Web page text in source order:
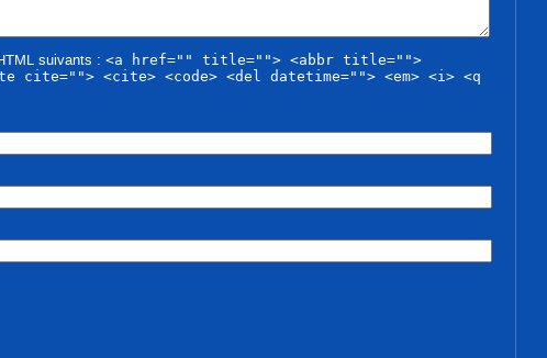
suivants : <a href="" title=""> <abbr title="">
cite=""> <cite> <code> <del datetime=""> <em> <i> <q